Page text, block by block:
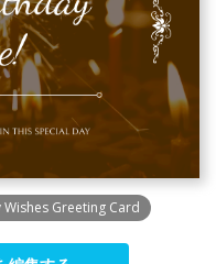
Greeting Card